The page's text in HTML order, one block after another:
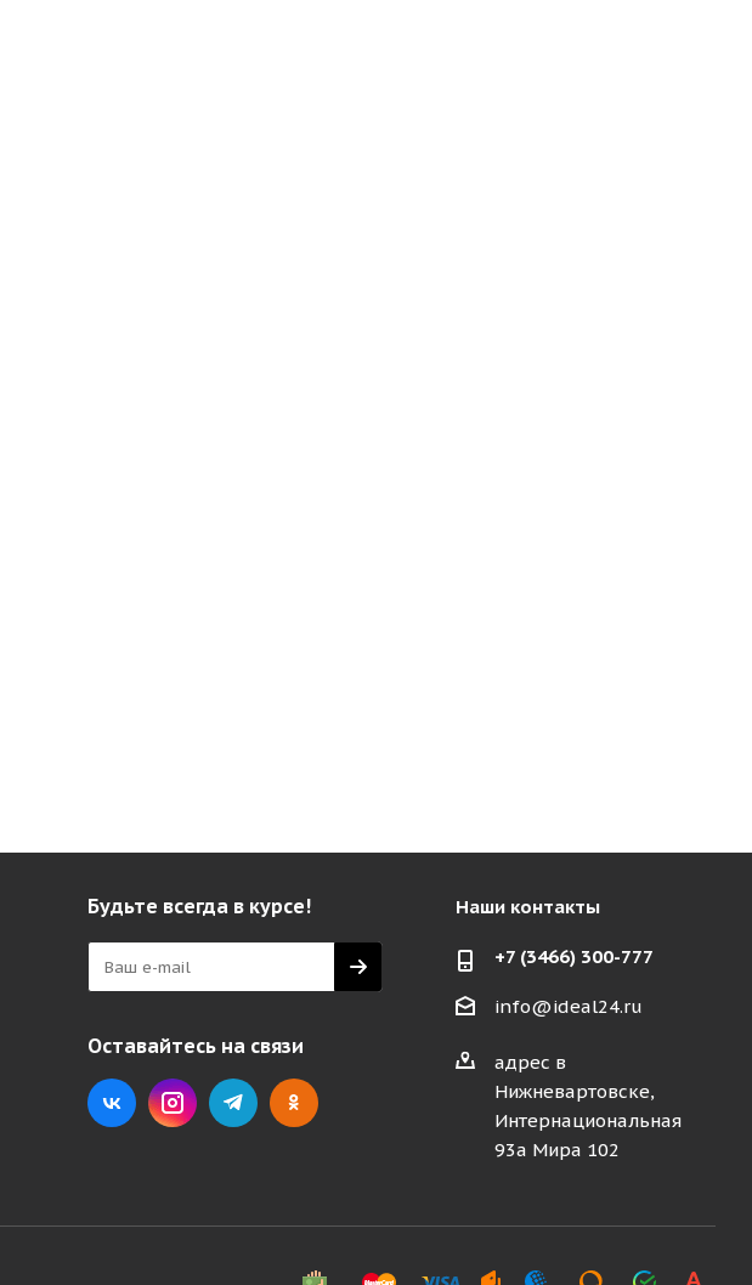
Будьте всегда в курсе!
Оставайтесь на связи
Наши контакты
+7 (3466) 300-777
info@ideal24.ru
адрес в
Нижневартовске,
Интернациональная
93а Мира 102